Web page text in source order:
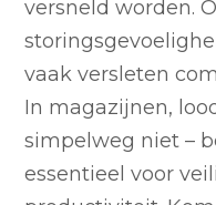
versneld worden.
vaak versleten
In magazijnen,
simpelweg niet –
essentieel voor